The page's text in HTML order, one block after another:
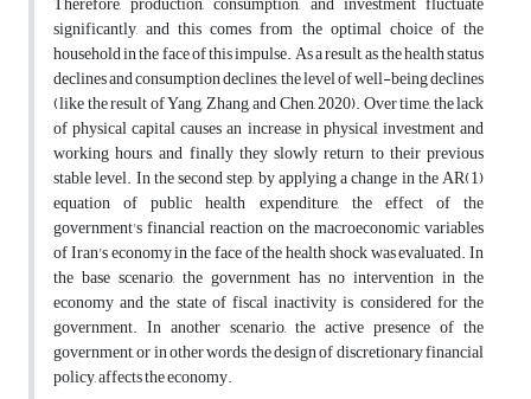
significantly, and this comes from the optimal choice of the
household in the face of this impulse. As a result, as the health status
declines and consumption declines, the level of well-being declines
(like the result of Yang, Zhang, and Chen, 2020). Over time, the lack
of physical capital causes an increase in physical investment and
working hours, and finally they slowly return to their previous
stable level. In the second step, by applying a change in the AR(1)
equation of public health expenditure, the effect of the
government's financial reaction on the macroeconomic variables
of Iran's economy in the face of the health shock was evaluated. In
the base scenario, the government has no intervention in the
economy and the state of fiscal inactivity is considered for the
government. In another scenario, the active presence of the
government, or in other words, the design of discretionary financial
policy, affects the economy.